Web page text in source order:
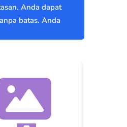
Anda dapat
batas. Anda